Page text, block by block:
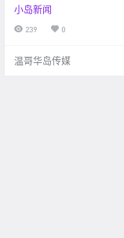
宣布，如果不接种新冠疫
得进入绝大多数的公共场
布扎比市政府.
小岛新闻
239 0
温哥华岛传媒